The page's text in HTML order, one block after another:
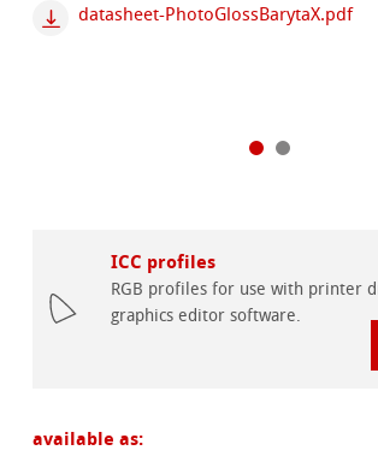
datasheet-PhotoGlossBarytaX.pdf
ICC profiles
RGB profiles for use with printer
graphics editor software.
available as: